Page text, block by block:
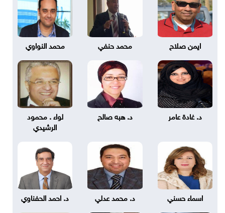
ايمن صلاح محمد حنفي محمد النواوي
د. غادة عامر د. هبه صالح
لواء . محمود
الرشيدي
اسماء حسني د. محمد عدلي د. احمد الحفناوي